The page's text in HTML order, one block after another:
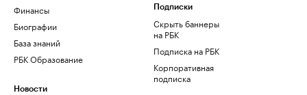
Финансы
Биографии
База знаний
РБК Образование
Новости
Подписки
Скрыть баннеры
на РБК
Подписка на РБК
Корпоративная
подписка